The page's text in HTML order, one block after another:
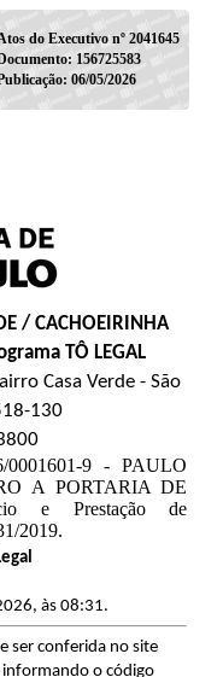
do Executivo nº 2041645
156725583
06/05/2026
/ CACHOEIRINHA
TÔ LEGAL
Casa Verde - São
130
9 - PAULO
A PORTARIA DE
e Prestação de
2019.
às 08:31.
ser conferida no site
o código